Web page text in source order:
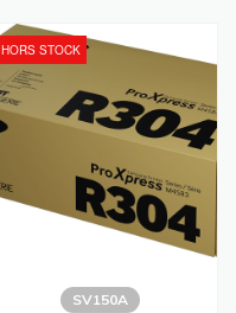
HORS STOCK
SV150A